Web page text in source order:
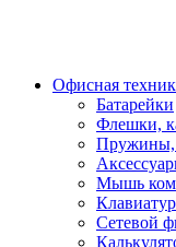
Офисная
Батарейки
Флешки,
Пружины,
Мышь
Сетевой